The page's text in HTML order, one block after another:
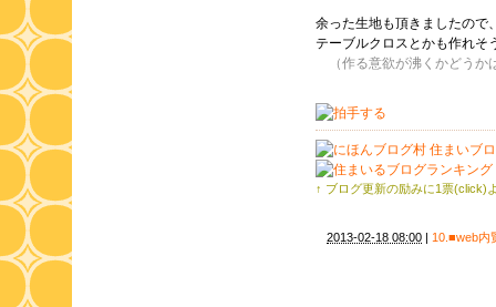
余った生地も頂きましたので
テーブルクロスとかも作れそ
（作る意欲が沸くかどうか
↑ ブログ更新の励みに1票(click)
2013-02-18 08:00 | 10.■web内